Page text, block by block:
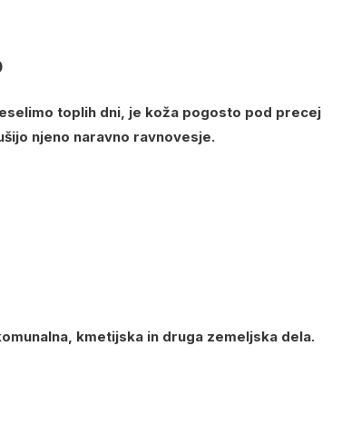
toplih dni, je koža pogosto pod precej
njeno naravno ravnovesje.
kmetijska in druga zemeljska dela.